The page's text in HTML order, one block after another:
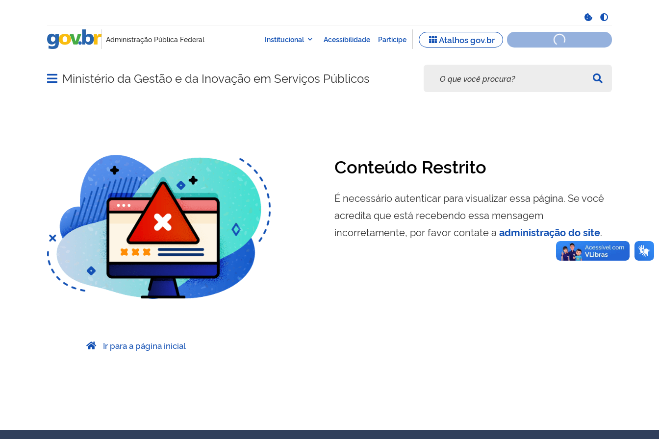
Abrir menu principal de navegação
Ministério da Gestão e da Inovação em Serviços Públicos
Conteúdo Restrito
É necessário autenticar para visualizar essa página. Se você
acredita que está recebendo essa mensagem
incorretamente, por favor contate a administração do site.
Ir para a página inicial